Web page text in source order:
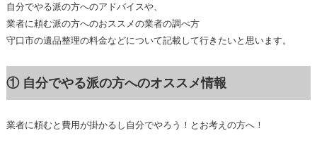
自分でやる派の方へのアドバイスや、
業者に頼む派の方へのおススメの業者の調べ方
守口市の遺品整理の料金などについて記載して行きたいと思います。
① 自分でやる派の方へのオススメ情報
業者に頼むと費用が掛かるし自分でやろう！とお考えの方へ！